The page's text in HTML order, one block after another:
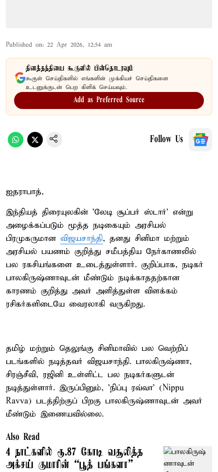
Published on: 22 Apr 2026, 12:54 am
தினத்தந்தியை கூகுளில் பின்தொடரவும்
கூகுள் செய்திகளில் எங்களின் முக்கியச் செய்திகளை
உடனுக்குடன் பெற கிளிக் செய்யவும்.
Add as Preferred Source
Follow Us
ஐதராபாத்,
இந்தியத் திரையுலகின் 'லேடி சூப்பர் ஸ்டார்' என்று
அழைக்கப்படும் மூத்த நடிகையும் அரசியல்
பிரமுகருமான விஜயசாந்தி, தனது சினிமா மற்றும்
அரசியல் பயணம் குறித்து சமீபத்திய நேர்காணலில்
பல ரகசியங்களை உடைத்துள்ளார். குறிப்பாக, நடிகர்
பாலகிருஷ்ணாவுடன் மீண்டும் நடிக்காததற்கான
காரணம் குறித்து அவர் அளித்துள்ள விளக்கம்
ரசிகர்களிடையே வைரலாகி வருகிறது.
தமிழ் மற்றும் தெலுங்கு சினிமாவில் பல வெற்றிப்
படங்களில் நடித்தவர் விஜயசாந்தி. பாலகிருஷ்ணா,
சிரஞ்சீவி, ரஜினி உள்ளிட்ட பல நடிகர்களுடன்
நடித்துள்ளார். இருப்பினும், 'நிப்பு ரவ்வா' (Nippu
Ravva) படத்திற்குப் பிறகு பாலகிருஷ்ணாவுடன் அவர்
மீண்டும் இணையவில்லை.
Also Read
4 நாட்களில் ரூ.87 கோடி வசூலித்த
அக்சய் குமாரின் “பூத் பங்களா”